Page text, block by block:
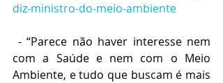
diz-ministro-do-meio-ambiente
com a Saúde e nem com o Meio
Ambiente, e tudo que buscam é mais